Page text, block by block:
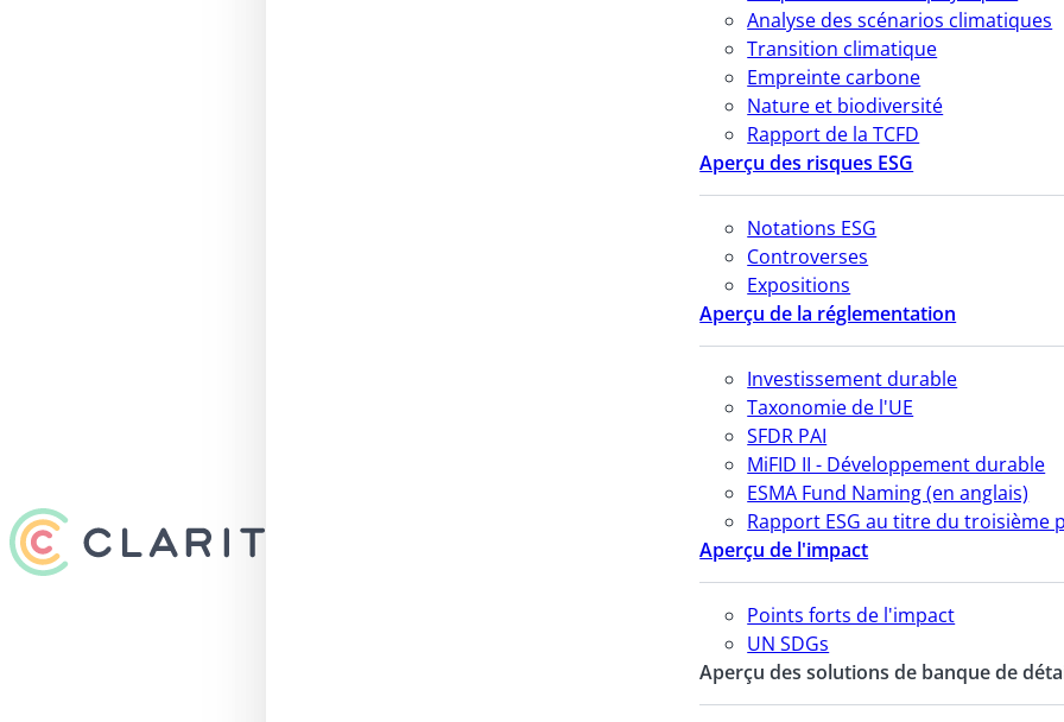
Analyse des scénarios climatiques
Transition climatique
Empreinte carbone
Nature et biodiversité
Rapport de la TCFD
Aperçu des risques ESG
Notations ESG
Controverses
Expositions
Aperçu de la réglementation
Investissement durable
Taxonomie de l'UE
SFDR PAI
MiFID II - Développement durable
ESMA Fund Naming (en anglais)
Rapport ESG au titre du troisième
Aperçu de l'impact
Points forts de l'impact
UN SDGs
Aperçu des solutions de banque de